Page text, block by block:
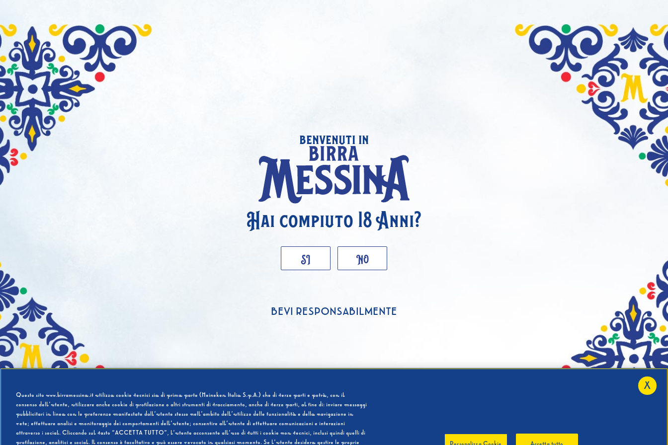
benvenuti in
Hai compiuto 18 Anni?
SI NO
BEVI RESPONSABILMENTE
Questo sito www.birramessina.it utilizza cookie tecnici sia di prima parte (Heineken Italia S.p.A.) che di terze parti e potrà, con il
consenso dell’utente, utilizzare anche cookie di profilazione o altri strumenti di tracciamento, anche di terze parti, al fine di: inviare messaggi
pubblicitari in linea con le preferenze manifestate dall’utente stesso nell’ambito dell’utilizzo delle funzionalità e della navigazione in
rete; effettuare analisi e monitoraggio dei comportamenti dell’utente; consentire all’utente di effettuare comunicazioni e interazioni
attraverso i social. Cliccando sul tasto “ACCETTA TUTTO”, l’utente acconsente all’uso di tutti i cookie non tecnici, inclusi quindi quelli di
profilazione, analitici e social. Il consenso è facoltativo e può essere revocato in qualsiasi momento. Se l’utente desidera gestire le proprie
X